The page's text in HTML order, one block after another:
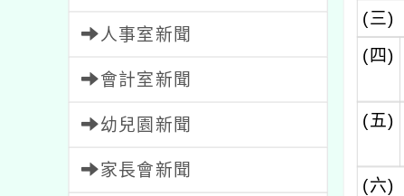
人事室新聞
會計室新聞
幼兒園新聞
家長會新聞
(三)
(四)
(五)
(六)